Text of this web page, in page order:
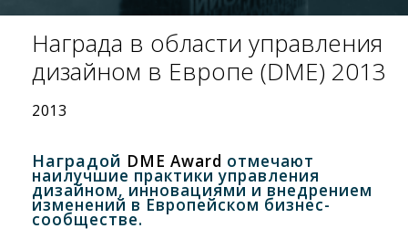
Награда в области управления
дизайном в Европе (DME) 2013
2013
Наградой DME Award отмечают
наилучшие практики управления
дизайном, инновациями и внедрением
изменений в Европейском бизнес-
сообществе.